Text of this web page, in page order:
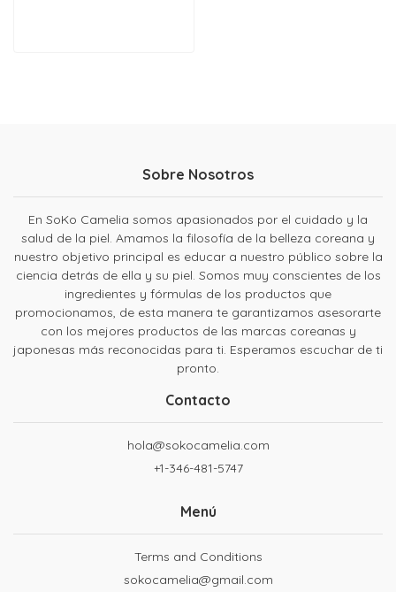
Sobre Nosotros
En SoKo Camelia somos apasionados por el cuidado y la
salud de la piel. Amamos la filosofía de la belleza coreana y
nuestro objetivo principal es educar a nuestro público sobre la
ciencia detrás de ella y su piel. Somos muy conscientes de los
ingredientes y fórmulas de los productos que
promocionamos, de esta manera te garantizamos asesorarte
con los mejores productos de las marcas coreanas y
japonesas más reconocidas para ti. Esperamos escuchar de ti
pronto.
Contacto
hola@sokocamelia.com
+1-346-481-5747
Menú
Terms and Conditions
sokocamelia@gmail.com